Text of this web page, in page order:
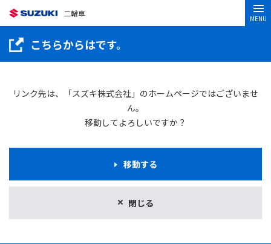
二輪車
MENU
こちらからはです。
リンク先は、「スズキ株式会社」のホームページではございませ
ん。
移動してよろしいですか？
閉じる
移動する